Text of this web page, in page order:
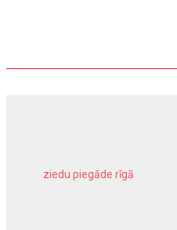
ziedu piegāde rīgā